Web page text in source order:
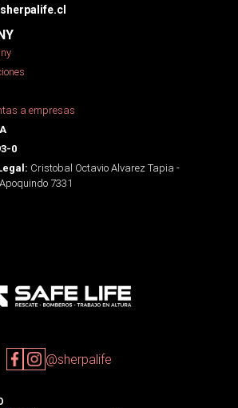
a empresas
0
Cristobal Octavio Alvarez Tapia -
7331
@sherpalife